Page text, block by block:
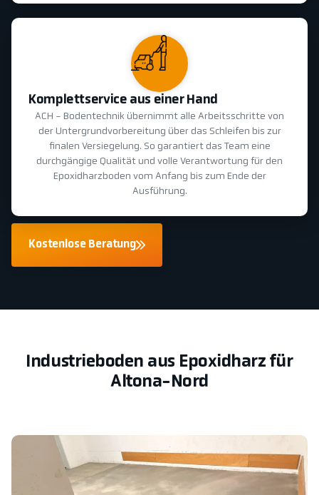
Komplettservice aus einer Hand
ACH - Bodentechnik übernimmt alle Arbeitsschritte von
der Untergrundvorbereitung über das Schleifen bis zur
finalen Versiegelung. So garantiert das Team eine
durchgängige Qualität und volle Verantwortung für den
Epoxidharzboden vom Anfang bis zum Ende der
Ausführung.
Kostenlose Beratung
Industrieboden aus Epoxidharz für
Altona-Nord